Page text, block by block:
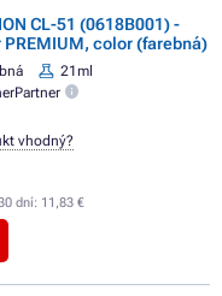
CL-51 (0618B001) -
color (farebná)
21ml
dní: 11,83 €
vhodný?